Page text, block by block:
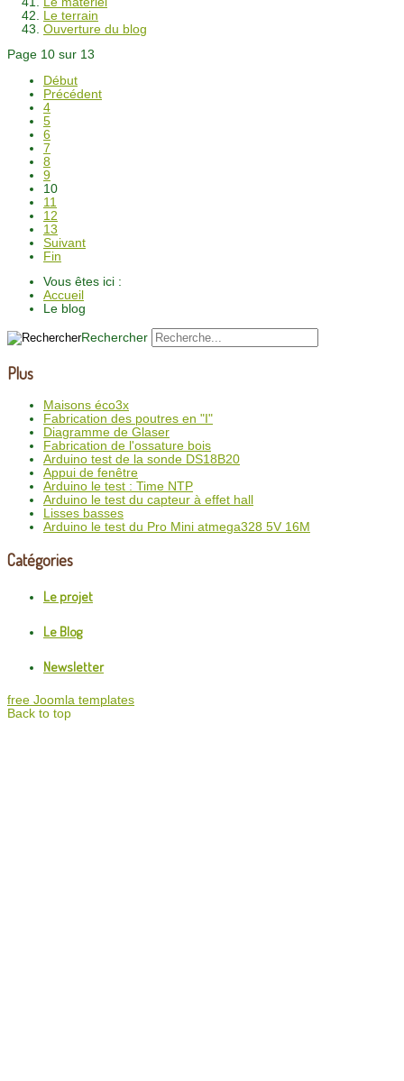
Le terrain
Ouverture du blog
Page 10 sur 13
Début
Précédent
4
5
6
7
8
9
10
11
12
13
Suivant
Fin
Vous êtes ici :
Accueil
Le blog
Rechercher
Plus
Maisons éco3x
Fabrication des poutres en "I"
Diagramme de Glaser
Fabrication de l'ossature bois
Arduino test de la sonde DS18B20
Appui de fenêtre
Arduino le test : Time NTP
Arduino le test du capteur à effet hall
Lisses basses
Arduino le test du Pro Mini atmega328 5V 16M
Catégories
Le projet
Le Blog
Newsletter
free Joomla templates
Back to top